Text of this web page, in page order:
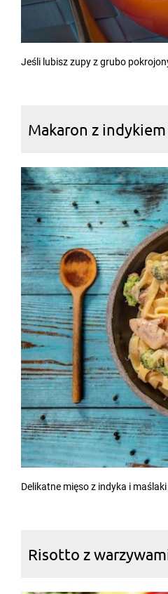
Jeśli lubisz zupy z grubo
Makaron z
Delikatne mięso z indyka i
Risotto z